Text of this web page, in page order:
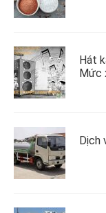
Hát
Mức
Dịch